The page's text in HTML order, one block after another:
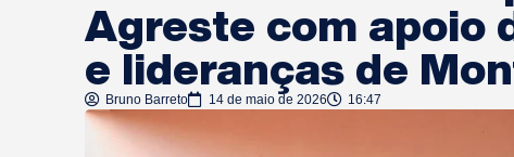
Agreste com apoio
e lideranças de
Bruno Barreto 14 de maio de 2026 16:47